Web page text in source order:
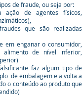
de fraude, ou seja por:
ação de agentes físicos,
que são realizadas
em enganar o consumidor,
de nível inferior,
faz algum tipo de
de embalagem e a volta a
o conteúdo ao produto que